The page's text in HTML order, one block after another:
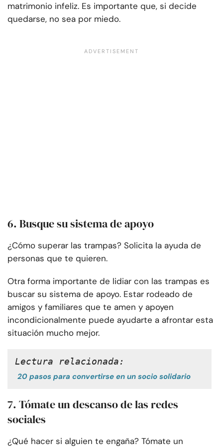
matrimonio infeliz. Es importante que, si decide
quedarse, no sea por miedo.
6. Busque su sistema de apoyo
¿Cómo superar las trampas? Solicita la ayuda de
personas que te quieren.
Otra forma importante de lidiar con las trampas es
buscar su sistema de apoyo. Estar rodeado de
amigos y familiares que te amen y apoyen
incondicionalmente puede ayudarte a afrontar esta
situación mucho mejor.
Lectura relacionada:
20 pasos para convertirse en un socio solidario
7. Tómate un descanso de las redes
sociales
¿Qué hacer si alguien te engaña? Tómate un